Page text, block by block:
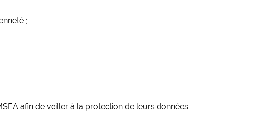
;
afin de veiller à la protection de leurs données.